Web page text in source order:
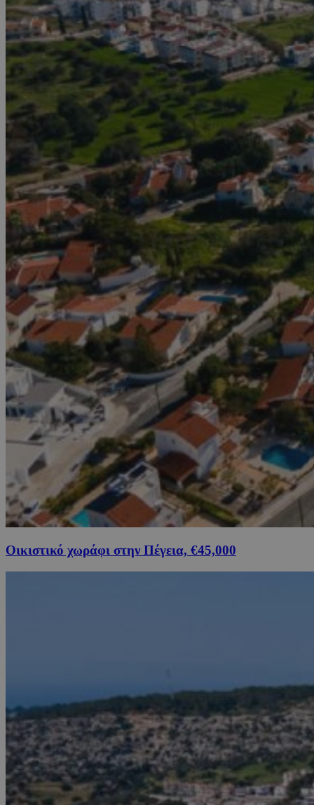
Οικιστικό χωράφι στην Πέγεια, €45,000